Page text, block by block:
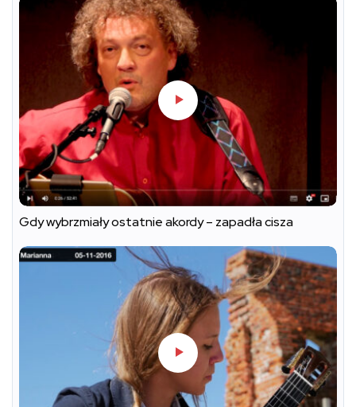
Gdy wybrzmiały ostatnie akordy – zapadła cisza